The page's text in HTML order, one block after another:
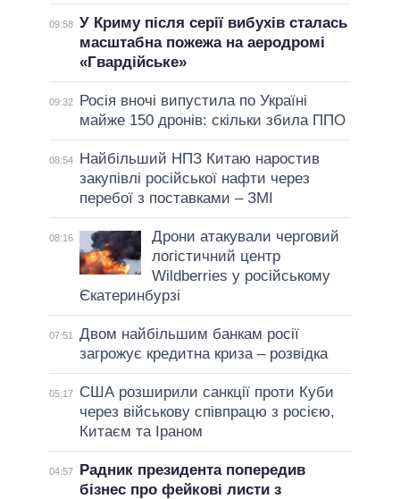
09:58 У Криму після серії вибухів сталась
масштабна пожежа на аеродромі
«Гвардійське»
09:32
Росія вночі випустила по Україні
майже 150 дронів: скільки збила ППО
08:54
Найбільший НПЗ Китаю наростив
закупівлі російської нафти через
перебої з поставками – ЗМІ
08:16
Дрони атакували черговий
логістичний центр
Wildberries у російському
Єкатеринбурзі
07:51
Двом найбільшим банкам росії
загрожує кредитна криза – розвідка
05:17
США розширили санкції проти Куби
через військову співпрацю з росією,
Китаєм та Іраном
04:57
Радник президента попередив
бізнес про фейкові листи з